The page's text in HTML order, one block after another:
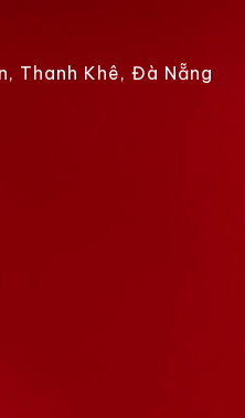
Thanh Khê, Đà Nẵng